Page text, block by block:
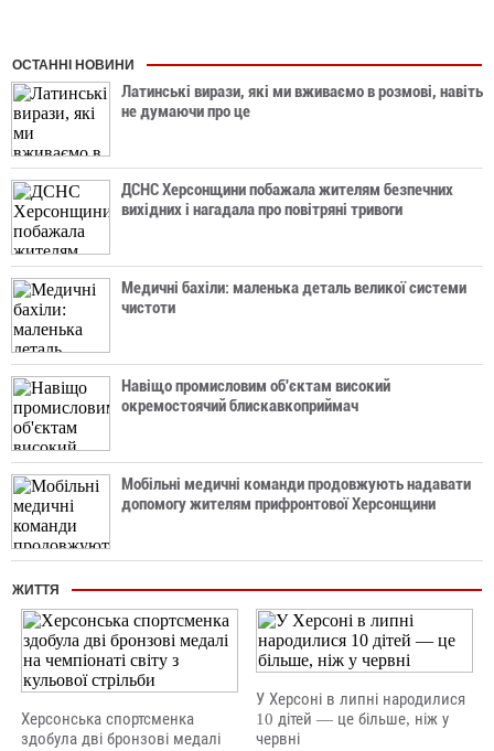
ОСТАННІ НОВИНИ
Латинські вирази, які ми вживаємо в розмові, навіть
не думаючи про це
ДСНС Херсонщини побажала жителям безпечних
вихідних і нагадала про повітряні тривоги
Медичні бахіли: маленька деталь великої системи
чистоти
Навіщо промисловим об'єктам високий
окремостоячий блискавкоприймач
Мобільні медичні команди продовжують надавати
допомогу жителям прифронтової Херсонщини
ЖИТТЯ
Херсонська спортсменка
здобула дві бронзові медалі
У Херсоні в липні народилися
10 дітей — це більше, ніж у
червні